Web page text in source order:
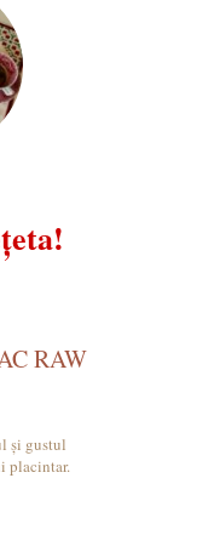
RAW
și gustul
placintar.